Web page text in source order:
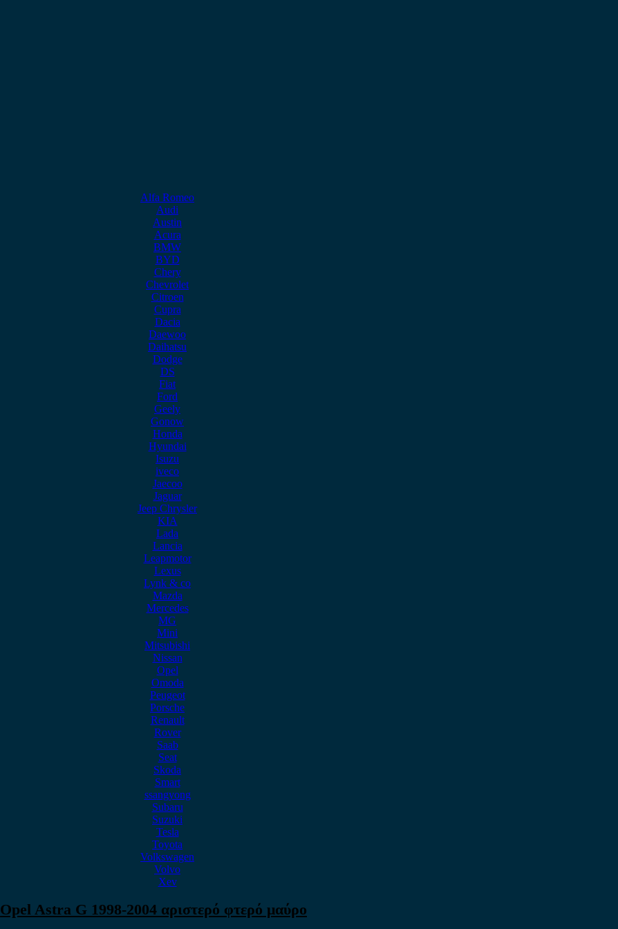
Alfa Romeo
Audi
Austin
Acura
BMW
BYD
Chery
Chevrolet
Citroen
Cupra
Dacia
Daewoo
Daihatsu
Dodge
DS
Fiat
Ford
Geely
Gonow
Honda
Hyundai
Isuzu
iveco
Jaecoo
Jaguar
Jeep Chrysler
KIA
Lada
Lancia
Leapmotor
Lexus
Lynk & co
Mazda
Mercedes
MG
Mini
Mitsubishi
Nissan
Opel
Omoda
Peugeot
Porsche
Renault
Rover
Saab
Seat
Skoda
Smart
ssangyong
Subaru
Suzuki
Tesla
Toyota
Volkswagen
Volvo
Xev
Opel Astra G 1998-2004 αριστερό φτερό μαύρο